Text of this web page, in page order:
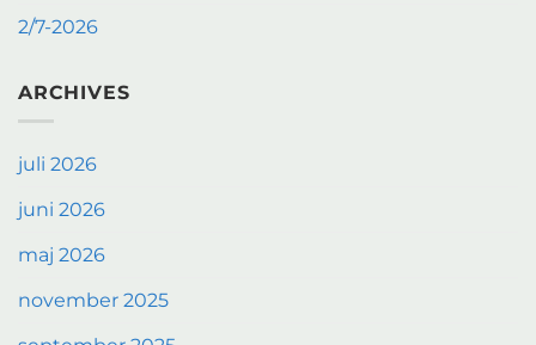
2/7-2026
ARCHIVES
juli 2026
juni 2026
maj 2026
november 2025